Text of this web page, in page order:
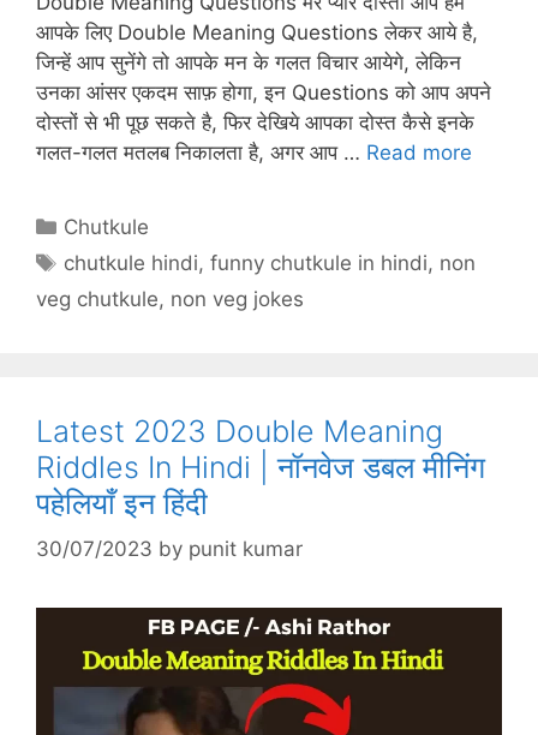
s
A
p
p
e
st
e
b
o
o
k
gr
a
m
p
c
h
at
आपके लिए Double Meaning Questions लेकर आये है,
जिन्हें आप सुनेंगे तो आपके मन के गलत विचार आयेगे, लेकिन
उनका आंसर एकदम साफ़ होगा, इन Questions को आप अपने
दोस्तों से भी पूछ सकते है, फिर देखिये आपका दोस्त कैसे इनके
गलत-गलत मतलब निकालता है, अगर आप … Read more
Categories
Chutkule
Tags
chutkule hindi,funny chutkule in hindi, non
veg chutkule, non veg jokes
Latest 2023 Double Meaning
Riddles In Hindi | नॉनवेज डबल मीनिंग
पहेलियाँ इन हिंदी
30/07/2023 by punit kumar